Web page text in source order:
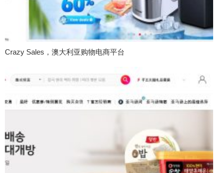
Crazy Sales，澳大利亚购物电商平台